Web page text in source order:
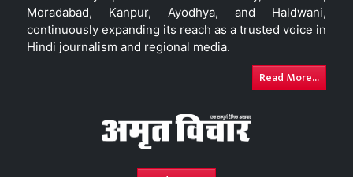
Moradabad, Kanpur, Ayodhya, and Haldwani,
continuously expanding its reach as a trusted voice in
Hindi journalism and regional media.
Read More...